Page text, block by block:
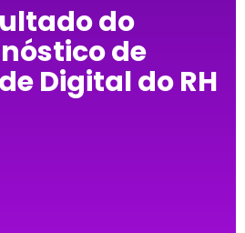
do
de
Digital do RH